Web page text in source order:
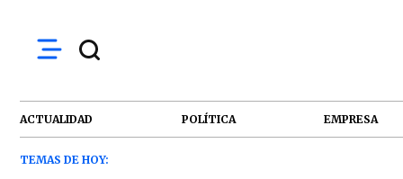
ACTUALIDAD POLÍTICA EMPRESA
TEMAS DE HOY: